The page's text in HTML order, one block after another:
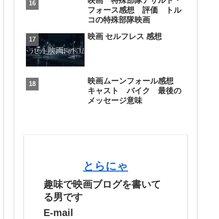
フォース感想 評価 トル
コの特殊部隊映画
映画 セルフレス 感想
映画ムーンフォール感想
キャスト バイク 最後の
メッセージ意味
とらにゃ
趣味で映画ブログを書いて
る男です
E-mail